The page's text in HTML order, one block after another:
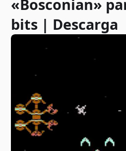
«Bosconian»
bits | Descarga